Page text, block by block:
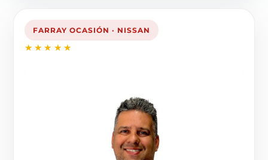
FARRAY OCASIÓN · NISSAN
★★★★★